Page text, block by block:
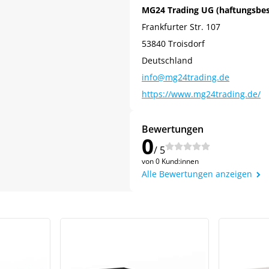
MG24 Trading UG
Frankfurter Str. 107
53840 Troisdorf
Deutschland
info@mg24trading.de
https://www.mg24trading.de/
Bewertungen
0/ 5
von 0 Kund:innen
Alle Bewertungen anzeigen
5% Rabatt
auf Ihre erste Bestellung sichern!